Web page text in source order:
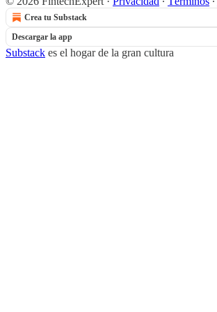
Crea tu Substack
Descargar la app
Substack es el hogar de la gran cultura